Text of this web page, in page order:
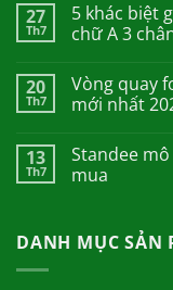
27
Th7
5 khác biệt
chữ A 3
20
Th7
Vòng quay
mới nhất
13
Th7
Standee
mua
DANH MỤC SẢN